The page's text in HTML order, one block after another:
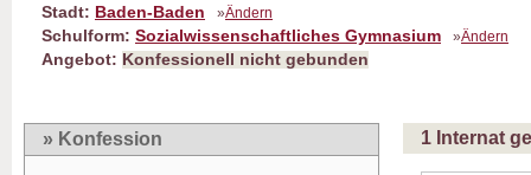
Stadt: Baden-Baden »Ändern
Schulform: Sozialwissenschaftliches Gymnasium »Ändern
Angebot: Konfessionell nicht gebunden
» Konfession 1 Internat